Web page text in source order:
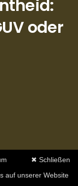
oder
✖ Schließen
auf unserer Website